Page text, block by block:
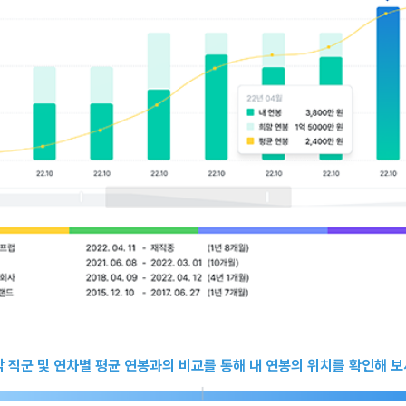
직군 및 연차별 평균 연봉과의 비교를 통해 내 연봉의 위치를 확인해